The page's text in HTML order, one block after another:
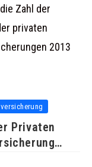
Zahl der
privaten
2013
Privaten